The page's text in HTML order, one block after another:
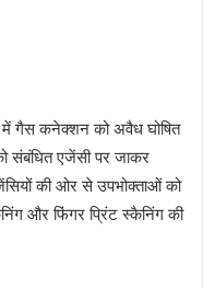
में गैस कनेक्शन को अवैध घोषित
संबंधित एजेंसी पर जाकर
की ओर से उपभोक्ताओं को
और फिंगर प्रिंट स्कैनिंग की